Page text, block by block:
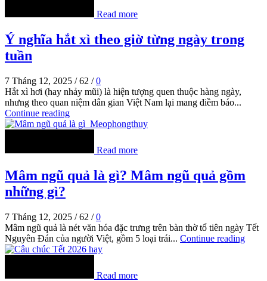
Read more
Ý nghĩa hắt xì theo giờ từng ngày trong
tuần
7 Tháng 12, 2025 / 62 / 0
Hắt xì hơi (hay nhảy mũi) là hiện tượng quen thuộc hàng ngày,
nhưng theo quan niệm dân gian Việt Nam lại mang điềm báo...
Continue reading
Read more
Mâm ngũ quả là gì? Mâm ngũ quả gồm
những gì?
7 Tháng 12, 2025 / 62 / 0
Mâm ngũ quả là nét văn hóa đặc trưng trên bàn thờ tổ tiên ngày Tết
Nguyên Đán của người Việt, gồm 5 loại trái... Continue reading
Read more